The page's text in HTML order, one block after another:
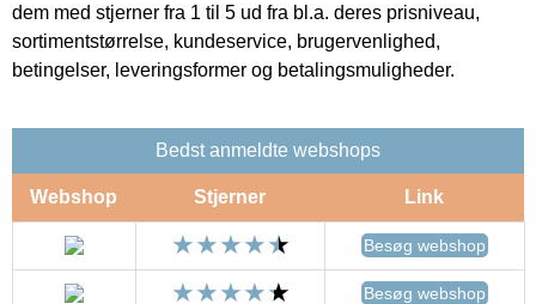
dem med stjerner fra 1 til 5 ud fra bl.a. deres prisniveau,
sortimentstørrelse, kundeservice, brugervenlighed,
betingelser, leveringsformer og betalingsmuligheder.
Bedst anmeldte webshops
Webshop Stjerner Link
Besøg webshop
Besøg webshop